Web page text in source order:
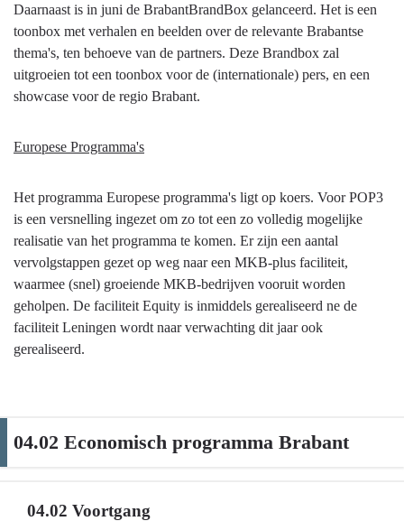
Daarnaast is in juni de BrabantBrandBox gelanceerd. Het is een
toonbox met verhalen en beelden over de relevante Brabantse
thema's, ten behoeve van de partners. Deze Brandbox zal
uitgroeien tot een toonbox voor de (internationale) pers, en een
showcase voor de regio Brabant.
Europese Programma's
Het programma Europese programma's ligt op koers. Voor POP3
is een versnelling ingezet om zo tot een zo volledig mogelijke
realisatie van het programma te komen. Er zijn een aantal
vervolgstappen gezet op weg naar een MKB-plus faciliteit,
waarmee (snel) groeiende MKB-bedrijven vooruit worden
geholpen. De faciliteit Equity is inmiddels gerealiseerd ne de
faciliteit Leningen wordt naar verwachting dit jaar ook
gerealiseerd.
04.02 Economisch programma Brabant
04.02 Voortgang